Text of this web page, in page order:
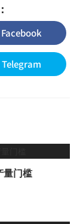
Facebook
Telegram
量门槛